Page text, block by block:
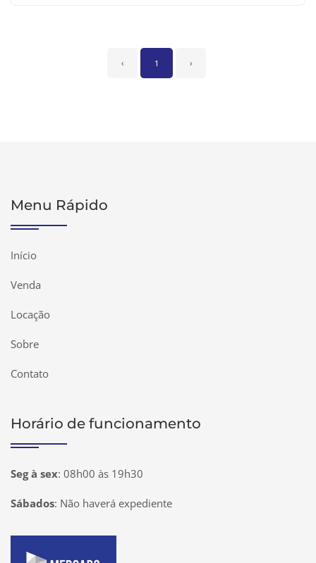
‹ 1 ›
Menu Rápido
Início
Venda
Locação
Sobre
Contato
Horário de funcionamento
Seg à sex: 08h00 às 19h30
Sábados: Não haverá expediente